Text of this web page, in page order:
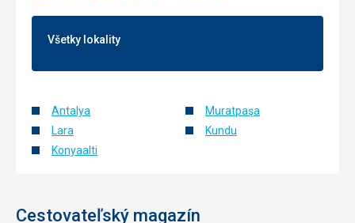
Všetky lokality
Antalya
Lara
Konyaalti
Muratpaşa
Kundu
Cestovateľský magazín